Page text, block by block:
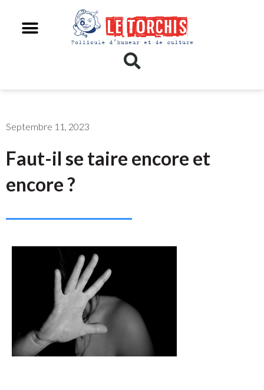
Septembre 11, 2023
Faut-il se taire encore et
encore ?